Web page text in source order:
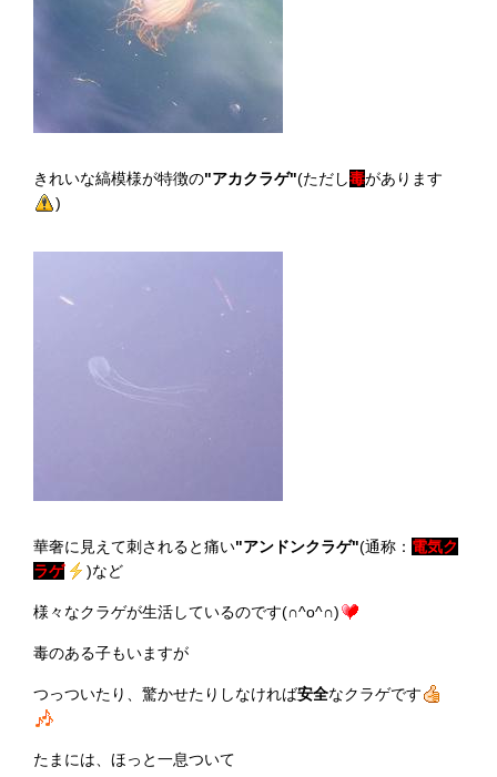
きれいな縞模様が特徴の"アカクラゲ"(ただし毒があります
)
華奢に見えて刺されると痛い"アンドンクラゲ"(通称： 電気ク
ラゲ
)など
様々なクラゲが生活しているのです(∩^o^∩)
毒のある子もいますが
つっついたり、驚かせたりしなければ安全なクラゲです
たまには、ほっと一息ついて